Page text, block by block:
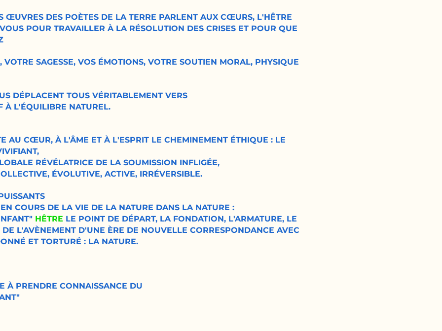
ŒUVRES DES POÈTES DE LA TERRE PARLENT AUX CŒURS, L'HÊTRE
POUR TRAVAILLER À LA RÉSOLUTION DES CRISES ET POUR QUE
VOTRE SAGESSE, VOS ÉMOTIONS, VOTRE SOUTIEN MORAL, PHYSIQUE
DÉPLACENT TOUS VÉRITABLEMENT VERS
À L'ÉQUILIBRE NATUREL.
AU CŒUR, À L'ÂME ET À L'ESPRIT LE CHEMINEMENT ÉTHIQUE : LE
RÉVÉLATRICE DE LA SOUMISSION INFLIGÉE,
ÉVOLUTIVE, ACTIVE, IRRÉVERSIBLE.
COURS DE LA VIE DE LA NATURE DANS LA NATURE :
HÊTRE LE POINT DE DÉPART, LA FONDATION, L'ARMATURE, LE
L'AVÈNEMENT D'UNE ÈRE DE NOUVELLE CORRESPONDANCE AVEC
ET TORTURÉ : LA NATURE.
À PRENDRE CONNAISSANCE DU